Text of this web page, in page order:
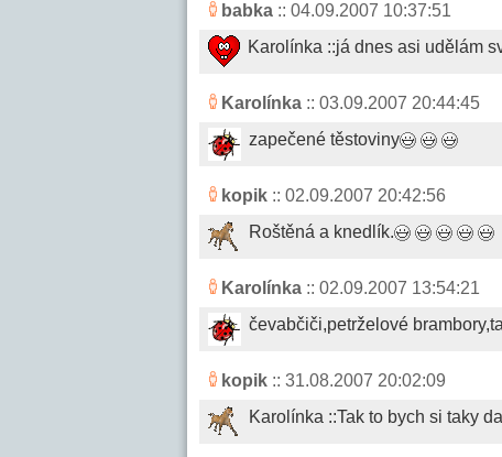
babka :: 04.09.2007 10:37:51
Karolínka ::já dnes asi udělám
Karolínka :: 03.09.2007 20:44:45
zapečené těstoviny
kopik :: 02.09.2007 20:42:56
Roštěná a knedlík.
Karolínka :: 02.09.2007 13:54:21
čevabčiči,petrželové
kopik :: 31.08.2007 20:02:09
Karolínka ::Tak to bych si taky